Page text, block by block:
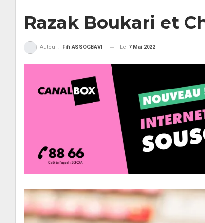
Razak Boukari et
Auteur : Fifi ASSOGBAVI Le 7 Mai 2022